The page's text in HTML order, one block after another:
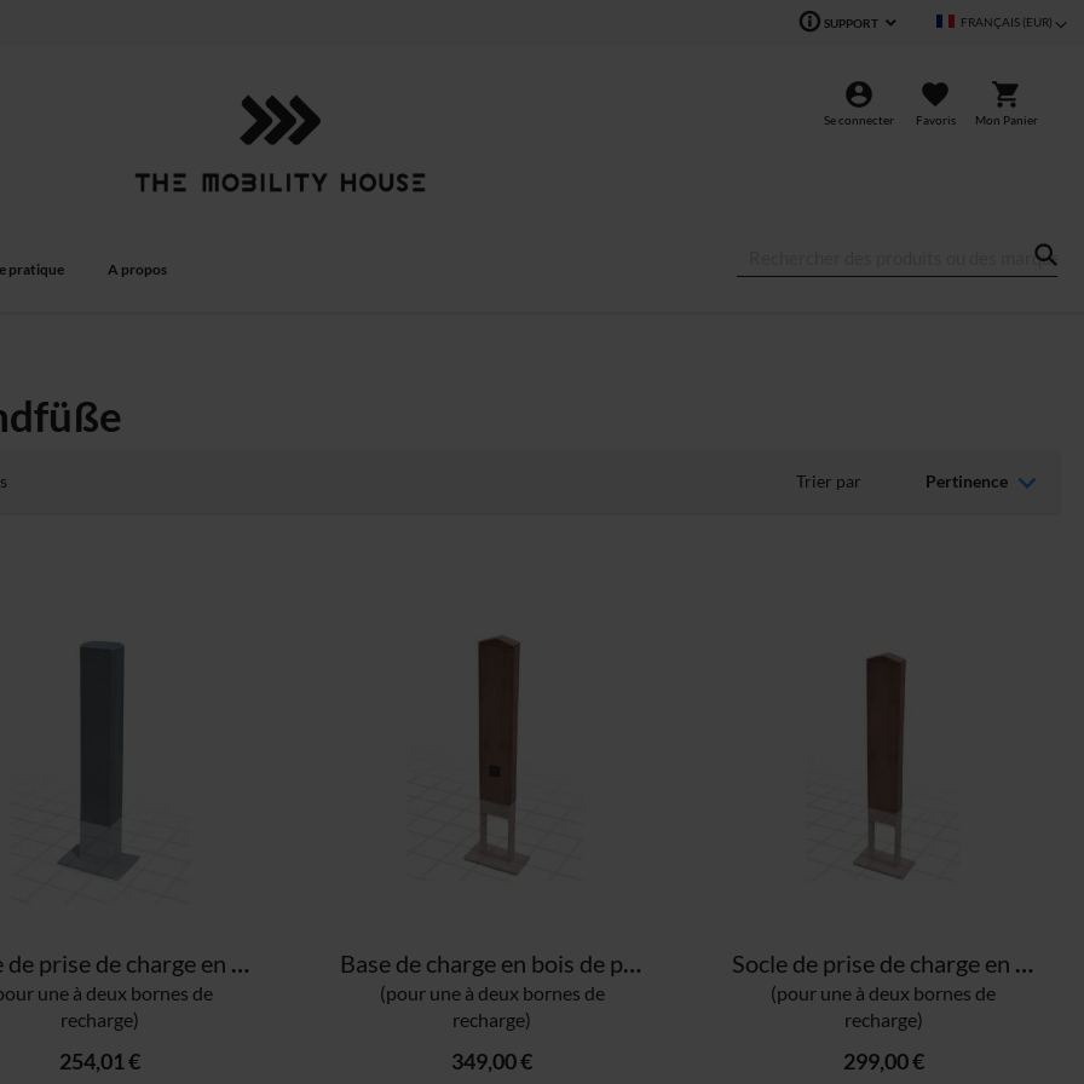
Langue FRANÇAIS (EUR)
SUPPORT
Se connecter Favoris Mon Panier
pratique A propos
Trier par
Socle de prise de charge en plastique
une à deux bornes de
recharge)
254,01 €
Base de charge en bois de port avec prise 220V
(pour une à deux bornes de
recharge)
349,00 €
Socle de prise de charge en bois de port
(pour une à deux bornes de
recharge)
299,00 €